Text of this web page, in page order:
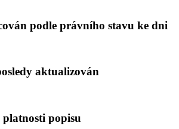
podle právního stavu ke dni
aktualizován
popisu